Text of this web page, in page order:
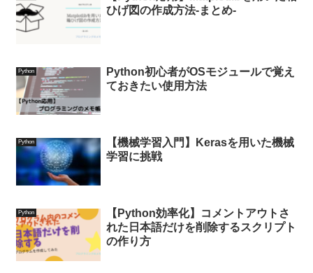
ひげ図の作成方法-まとめ-
Python
Python初心者がOSモジュールで覚え
ておきたい使用方法
Python
【機械学習入門】Kerasを用いた機械
学習に挑戦
Python
【Python効率化】コメントアウトさ
れた日本語だけを削除するスクリプト
の作り方